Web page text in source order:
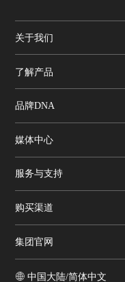
关于我们
了解产品
品牌DNA
媒体中心
服务与支持
购买渠道
集团官网
中国大陆/简体中文